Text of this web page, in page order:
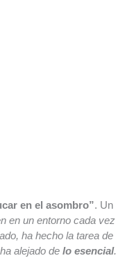
en el asombro”. Un
en un entorno cada vez
ha hecho la tarea de
alejado de lo esencial.